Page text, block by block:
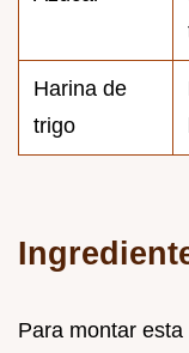
Harina de
trigo
Para montar